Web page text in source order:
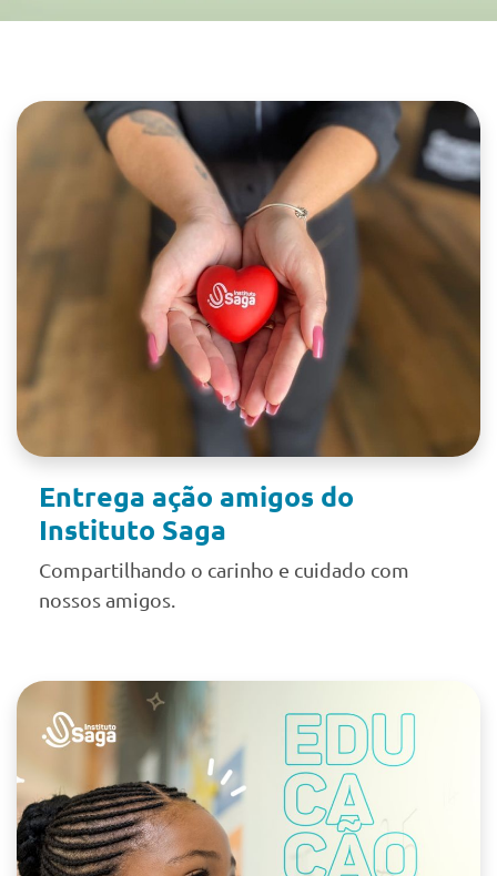
Entrega ação amigos do
Instituto Saga
Compartilhando o carinho e cuidado com
nossos amigos.